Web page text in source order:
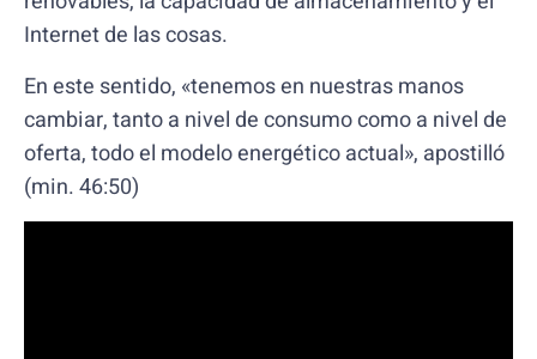
Internet de las cosas.
En este sentido, «tenemos en nuestras manos
cambiar, tanto a nivel de consumo como a nivel de
oferta, todo el modelo energético actual», apostilló
(min. 46:50)